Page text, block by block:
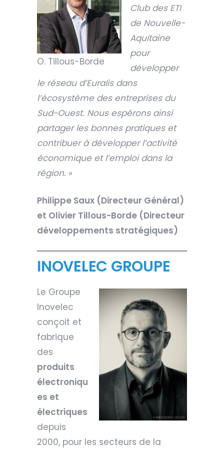
O. Tillous-Borde
Club des ETI
de Nouvelle-
Aquitaine
pour
développer
le réseau d’Euralis dans
l’écosystème des entreprises du
Sud-Ouest. Nous espérons ainsi
partager les bonnes pratiques et
contribuer à développer l’activité
économique et l’emploi dans la
région. »
Philippe Saux (Directeur Général)
et Olivier Tillous-Borde (Directeur
développements stratégiques)
INOVELEC GROUPE
Le Groupe
Inovelec
conçoit et
fabrique
des
produits
électroniqu
es et
électriques
depuis
2000, pour les secteurs de la